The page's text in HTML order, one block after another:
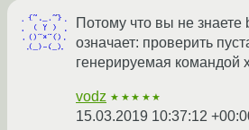
Потому что вы не знаете
означает: проверить
генерируемая командой
vodz ★★★★★
15.03.2019 10:37:12